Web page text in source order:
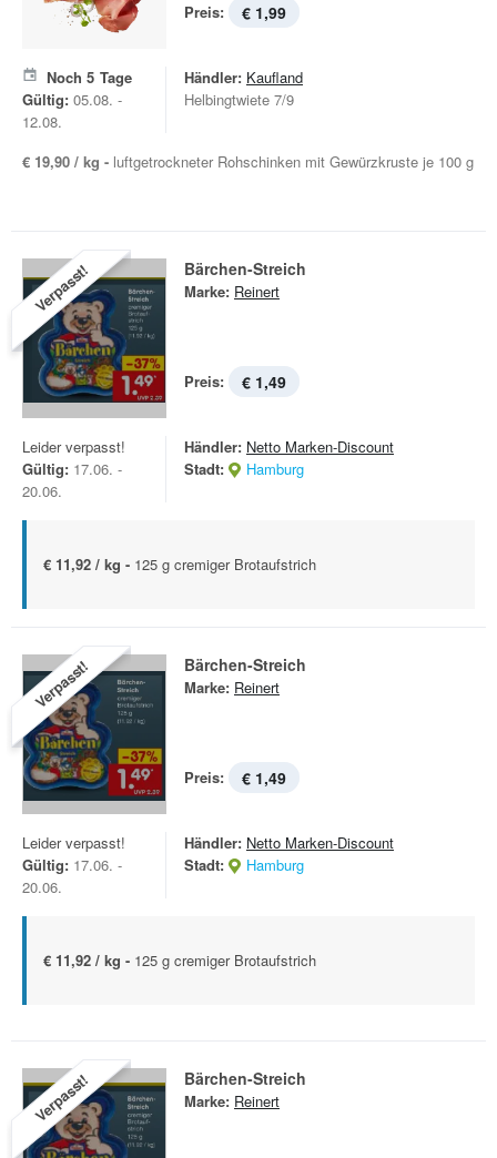
Preis: € 1,99
Noch 5 Tage
Gültig: 05.08. -
12.08.
Händler: Kaufland
Helbingtwiete 7/9
€ 19,90 / kg - luftgetrockneter Rohschinken mit Gewürzkruste je 100 g
Verpasst! Bärchen-Streich
Marke: Reinert
Preis: € 1,49
Leider verpasst!
Gültig: 17.06. -
20.06.
Händler: Netto Marken-Discount
Stadt:
Hamburg
€ 11,92 / kg - 125 g cremiger Brotaufstrich
Verpasst! Bärchen-Streich
Marke: Reinert
Preis: € 1,49
Leider verpasst!
Gültig: 17.06. -
20.06.
Händler: Netto Marken-Discount
Stadt:
Hamburg
€ 11,92 / kg - 125 g cremiger Brotaufstrich
Verpasst! Bärchen-Streich
Marke: Reinert